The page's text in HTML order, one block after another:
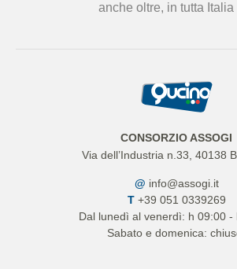
anche oltre, in tutta Italia
CONSORZIO ASSOGI
Via dell’Industria n.33, 40138
@ info@assogi.it
T +39 051 0339269
Dal lunedì al venerdì: h 09:00 -
Sabato e domenica: